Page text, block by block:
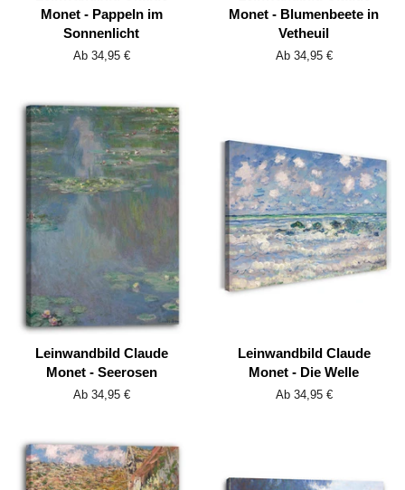
Monet - Pappeln im
Sonnenlicht
Ab 34,95 €
Monet - Blumenbeete in
Vetheuil
Ab 34,95 €
Leinwandbild Claude
Monet - Seerosen
Ab 34,95 €
Leinwandbild Claude
Monet - Die Welle
Ab 34,95 €